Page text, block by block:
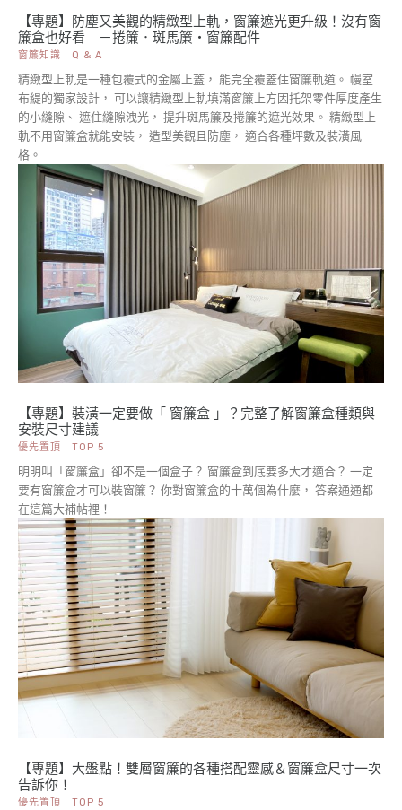
【專題】防塵又美觀的精緻型上軌，窗簾遮光更升級！沒有窗
簾盒也好看 －捲簾．斑馬簾・窗簾配件
窗簾知識｜Q & A
精緻型上軌是一種包覆式的金屬上蓋， 能完全覆蓋住窗簾軌道。 幔室
布緹的獨家設計， 可以讓精緻型上軌填滿窗簾上方因托架零件厚度產生
的小縫隙、 遮住縫隙洩光， 提升斑馬簾及捲簾的遮光效果。 精緻型上
軌不用窗簾盒就能安裝， 造型美觀且防塵， 適合各種坪數及裝潢風
格。
【專題】裝潢一定要做「 窗簾盒 」？完整了解窗簾盒種類與
安裝尺寸建議
優先置頂｜TOP 5
明明叫「窗簾盒」卻不是一個盒子？ 窗簾盒到底要多大才適合？ 一定
要有窗簾盒才可以裝窗簾？ 你對窗簾盒的十萬個為什麼， 答案通通都
在這篇大補帖裡！
【專題】大盤點！雙層窗簾的各種搭配靈感＆窗簾盒尺寸一次
告訴你！
優先置頂｜TOP 5